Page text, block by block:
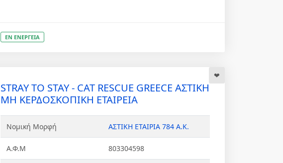
ΕΝ ΕΝΕΡΓΕΙΑ
STRAY TO STAY - CAT RESCUE GREECE ΑΣΤΙΚΗ
ΜΗ ΚΕΡΔΟΣΚΟΠΙΚΗ ΕΤΑΙΡΕΙΑ
Νομική Μορφή ΑΣΤΙΚΗ ΕΤΑΙΡΙΑ 784 Α.Κ.
Α.Φ.Μ 803304598